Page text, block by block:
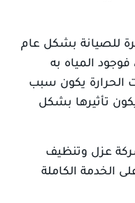
للصيانة بشكل عام
المياه به
الحرارة يكون سبب
تأثيرها بشكل
عزل وتنظيف
الخدمة الكاملة